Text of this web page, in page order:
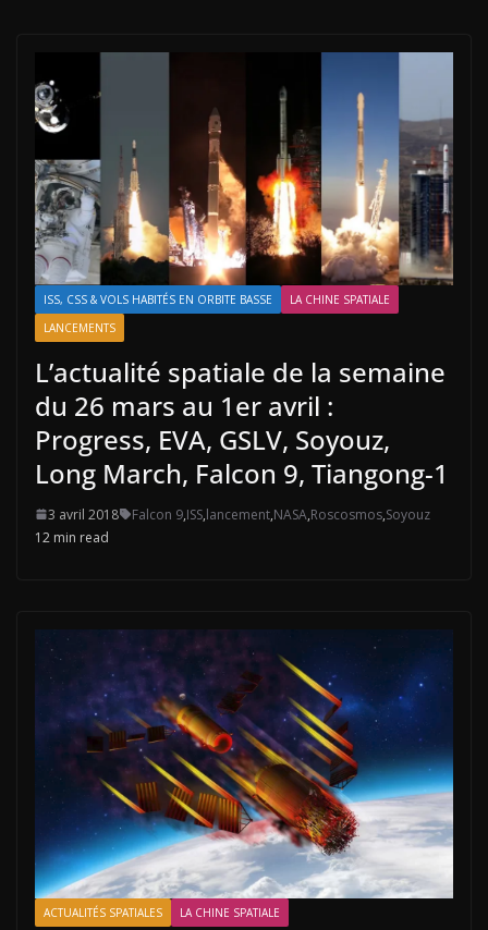
ISS, CSS & VOLS HABITÉS EN ORBITE BASSE
LA CHINE SPATIALE
LANCEMENTS
L’actualité spatiale de la semaine
du 26 mars au 1er avril :
Progress, EVA, GSLV, Soyouz,
Long March, Falcon 9, Tiangong-1
3 avril 2018 Falcon 9,ISS,lancement,NASA,Roscosmos,Soyouz
12 min read
ACTUALITÉS SPATIALES LA CHINE SPATIALE